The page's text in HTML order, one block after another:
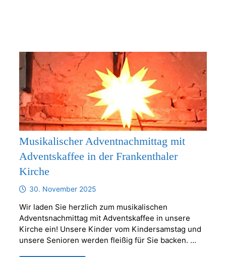
KRAFTSDORF
AB
1.1.2026
Musikalischer Adventnachmittag mit
Adventskaffee in der Frankenthaler
Kirche
30. November 2025
Wir laden Sie herzlich zum musikalischen
Adventsnachmittag mit Adventskaffee in unsere
Kirche ein! Unsere Kinder vom Kindersamstag und
unsere Senioren werden fleißig für Sie backen. …